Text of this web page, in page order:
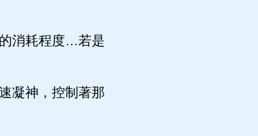
消耗程度…若是
凝神，控制著那